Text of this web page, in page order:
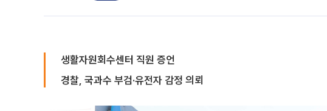
생활자원회수센터 직원 증언
경찰, 국과수 부검·유전자 감정 의뢰